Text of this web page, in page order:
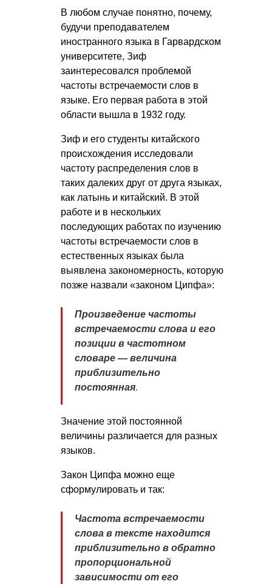
В любом случае понятно, почему,
будучи преподавателем
иностранного языка в Гарвардском
университете, Зиф
заинтересовался проблемой
частоты встречаемости слов в
языке. Его первая работа в этой
области вышла в 1932 году.
Зиф и его студенты китайского
происхождения исследовали
частоту распределения слов в
таких далеких друг от друга языках,
как латынь и китайский. В этой
работе и в нескольких
последующих работах по изучению
частоты встречаемости слов в
естественных языках была
выявлена закономерность, которую
позже назвали «законом Ципфа»:
Произведение частоты
встречаемости слова и его
позиции в частотном
словаре — величина
приблизительно
постоянная.
Значение этой постоянной
величины различается для разных
языков.
Закон Ципфа можно еще
сформулировать и так:
Частота встречаемости
слова в тексте находится
приблизительно в обратно
пропорциональной
зависимости от его